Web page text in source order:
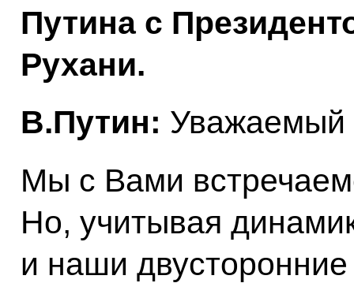
Путина с
Рухани.
В.Путин: Уважаемый
Мы с Вами
Но, учитывая
и наши двусторонние